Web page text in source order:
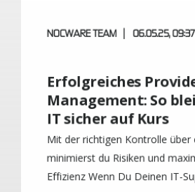
NOCWARE TEAM 06.05.25, 09:37
Erfolgreiches
Management: So
IT sicher auf Kurs
Mit der richtigen Kontrolle über
minimierst du Risiken und
Effizienz Wenn Du Deinen IT-